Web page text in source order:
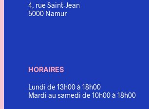
4, rue Saint-Jean
5000 Namur
HORAIRES
Lundi de 13h00 à 18h00
Mardi au samedi de 10h00 à 18h00